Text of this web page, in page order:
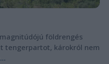
földrengés
tengerpartot, károkról nem